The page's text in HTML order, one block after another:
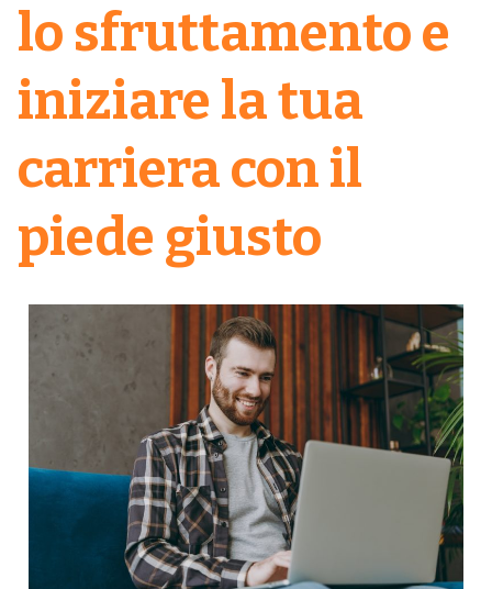
lo sfruttamento e
iniziare la tua
carriera con il
piede giusto